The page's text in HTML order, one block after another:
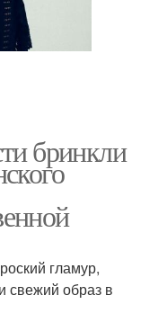
бринкли
гламур,
свежий образ в